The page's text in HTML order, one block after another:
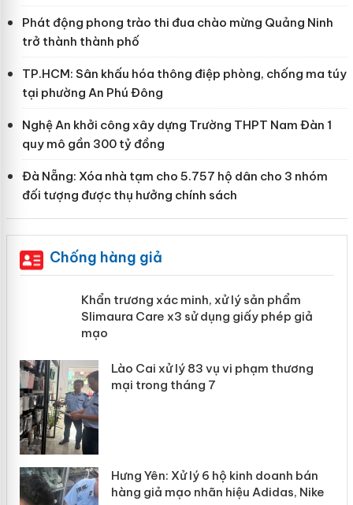
Phát động phong trào thi đua chào mừng Quảng Ninh
trở thành thành phố
TP.HCM: Sân khấu hóa thông điệp phòng, chống ma túy
tại phường An Phú Đông
Nghệ An khởi công xây dựng Trường THPT Nam Đàn 1
quy mô gần 300 tỷ đồng
Đà Nẵng: Xóa nhà tạm cho 5.757 hộ dân cho 3 nhóm
đối tượng được thụ hưởng chính sách
Chống hàng giả
Khẩn trương xác minh, xử lý sản phẩm
Slimaura Care x3 sử dụng giấy phép